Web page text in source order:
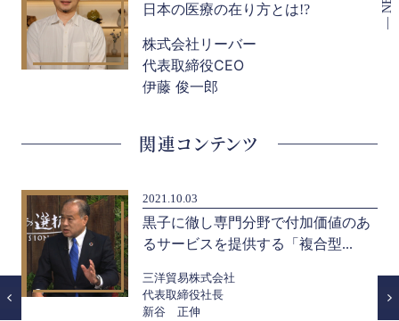
日本の医療の在り方とは!?
株式会社リーバー
代表取締役CEO
伊藤 俊一郎
関連コンテンツ
2021.10.03
黒子に徹し専門分野で付加価値のあ
るサービスを提供する「複合型...
三洋貿易株式会社
代表取締役社長
新谷 正伸